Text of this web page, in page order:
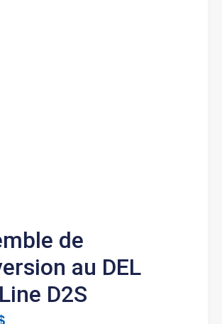
de
au DEL
D2S